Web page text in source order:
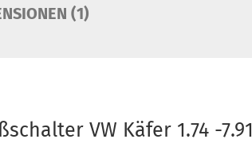
(1)
VW Käfer 1.74 -7.91